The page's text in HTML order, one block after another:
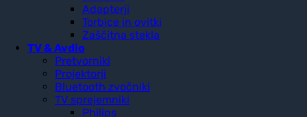
Adapterji
Torbice in ovitki
Zaščitna stekla
TV & Avdio
Pretvorniki
Projektorji
Bluetooth zvočniki
TV sprejemniki
Philips